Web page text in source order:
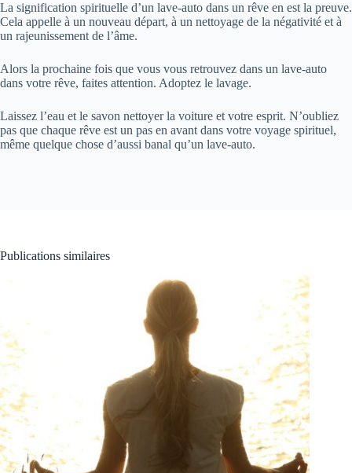
La signification spirituelle d’un lave-auto dans un rêve en est la preuve.
Cela appelle à un nouveau départ, à un nettoyage de la négativité et à
un rajeunissement de l’âme.
Alors la prochaine fois que vous vous retrouvez dans un lave-auto
dans votre rêve, faites attention. Adoptez le lavage.
Laissez l’eau et le savon nettoyer la voiture et votre esprit. N’oubliez
pas que chaque rêve est un pas en avant dans votre voyage spirituel,
même quelque chose d’aussi banal qu’un lave-auto.
Publications similaires